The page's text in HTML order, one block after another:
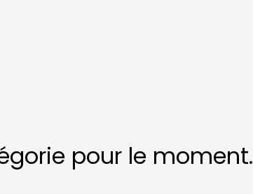
pour le moment.